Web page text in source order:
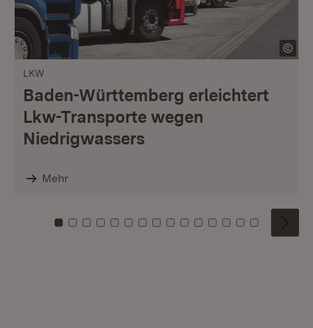
LKW
Baden-Württemberg erleichtert
Lkw-Transporte wegen
Niedrigwassers
Mehr
Zu Kachel: 0
Zu Kachel: 1
Zu Kachel: 2
Zu Kachel: 3
Zu Kachel: 4
Zu Kachel: 5
Zu Kachel: 6
Zu Kachel: 7
Zu Kachel: 8
Zu Kachel: 9
Zu Kachel: 10
Zu Kachel: 11
Zu Kachel: 12
Zu Kachel:
Zu